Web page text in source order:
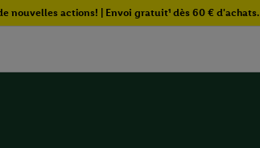
nouvelles actions! | Envoi gratuit¹ dès 60 € d'achats.